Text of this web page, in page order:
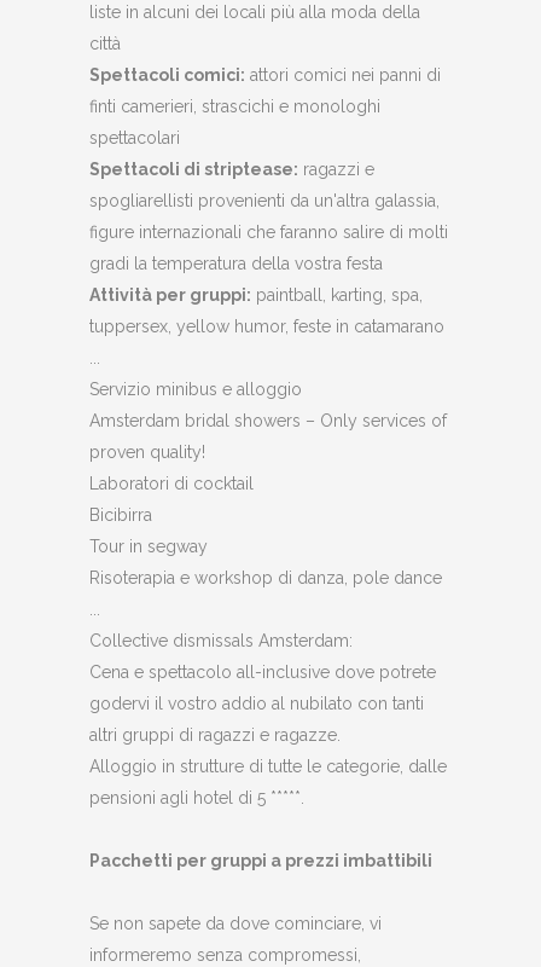
liste in alcuni dei locali più alla moda della
città
Spettacoli comici: attori comici nei panni di
finti camerieri, strascichi e monologhi
spettacolari
Spettacoli di striptease: ragazzi e
spogliarellisti provenienti da un'altra galassia,
figure internazionali che faranno salire di molti
gradi la temperatura della vostra festa
Attività per gruppi: paintball, karting, spa,
tuppersex, yellow humor, feste in catamarano
Servizio minibus e alloggio
Amsterdam bridal showers – Only services of
proven quality!
Laboratori di cocktail
Bicibirra
Tour in segway
Risoterapia e workshop di danza, pole dance
Collective dismissals Amsterdam:
Cena e spettacolo all-inclusive dove potrete
godervi il vostro addio al nubilato con tanti
altri gruppi di ragazzi e ragazze.
Alloggio in strutture di tutte le categorie, dalle
pensioni agli hotel di 5 *****.
Pacchetti per gruppi a prezzi imbattibili
Se non sapete da dove cominciare, vi
informeremo senza compromessi,